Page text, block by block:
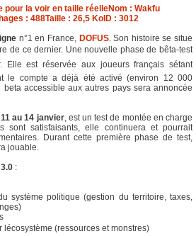
n°1 en France, DOFUS. Son histoire se situe
de ce dernier. Une nouvelle phase de bêta-test
est réservée aux joueurs français sétant
le compte a déjà été activé (environ 12 000
accessible aux autres pays sera annoncée
au 14 janvier, est un test de montée en charge
sont satisfaisants, elle continuera et pourrait
Durant cette première phase de test,
jouable.
:
système politique (gestion du territoire, taxes,
(ressources et monstres)